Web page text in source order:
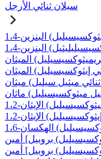
سيلان ثنائي الأرجل